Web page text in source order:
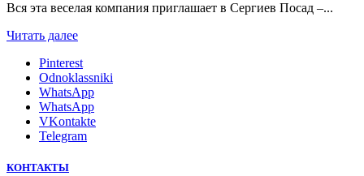
Вся эта веселая компания приглашает в Сергиев Посад –...
Читать далее
Pinterest
Odnoklassniki
WhatsApp
WhatsApp
VKontakte
Telegram
КОНТАКТЫ